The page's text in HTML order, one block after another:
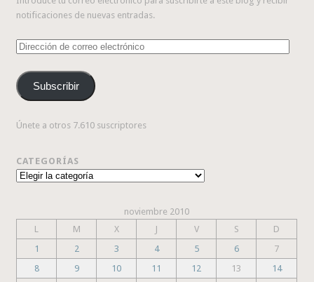
notificaciones de nuevas entradas.
Dirección
correo
electrónico
Subscribir
Únete a otros 7.610 suscriptores
CATEGORÍAS
Categorías
noviembre 2010
L
M X J V S
D
1
2 3 4 5 6
7
8
9 10 11 12 13
14